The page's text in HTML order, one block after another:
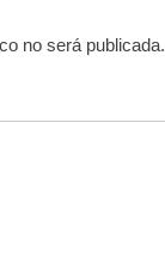
no será publicada.